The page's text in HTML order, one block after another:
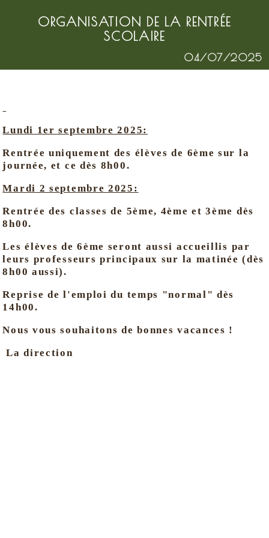
ORGANISATION DE LA RENTRÉE
SCOLAIRE
04/07/2025
Lundi 1er septembre 2025:
Rentrée uniquement des élèves de 6ème sur la
journée, et ce dès 8h00.
Mardi 2 septembre 2025:
Rentrée des classes de 5ème, 4ème et 3ème dès
8h00.
Les élèves de 6ème seront aussi accueillis par
leurs professeurs principaux sur la matinée (dès
8h00 aussi).
Reprise de l'emploi du temps "normal" dès
14h00.
Nous vous souhaitons de bonnes vacances !
La direction